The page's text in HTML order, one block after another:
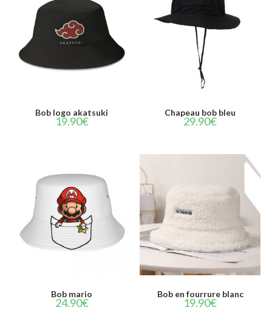
Bob logo akatsuki
19.90€
Chapeau bob bleu
29.90€
Bob mario
24.90€
Bob en fourrure blanc
19.90€